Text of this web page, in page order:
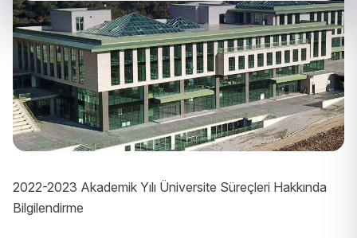
2022-2023 Akademik Yılı Üniversite Süreçleri Hakkında
Bilgilendirme